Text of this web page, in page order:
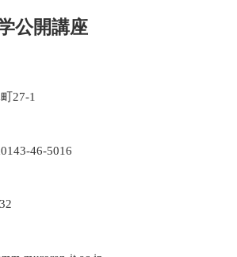
公開講座
27-1
46-5016